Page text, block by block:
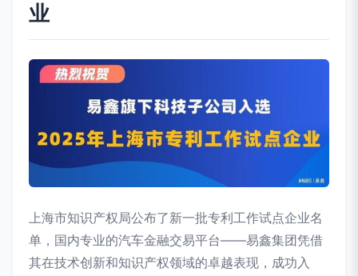
业
上海市知识产权局公布了新一批专利工作试点企业名
单，国内专业的汽车金融交易平台——易鑫集团凭借
其在技术创新和知识产权领域的卓越表现，成功入